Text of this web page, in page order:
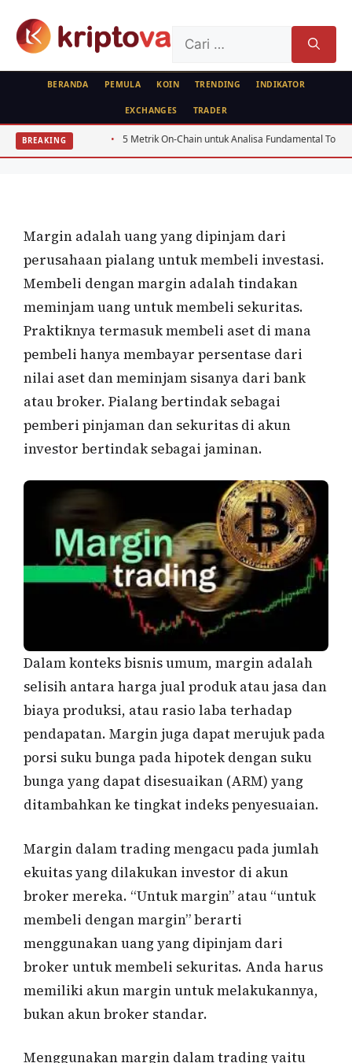
untuk:
BERANDA PEMULA KOIN TRENDING INDIKATOR
EXCHANGES TRADER
BREAKING
Ritel 5 Metrik On-Chain untuk Analisa Fundamental Token PoS 2026
KRIPTO SAHAM FEATURED
Apa itu Margin Dalam Trading?
Margin adalah uang yang dipinjam dari
perusahaan pialang untuk membeli investasi.
Membeli dengan margin adalah tindakan
meminjam uang untuk membeli sekuritas.
Praktiknya termasuk membeli aset di mana
pembeli hanya membayar persentase dari
nilai aset dan meminjam sisanya dari bank
atau broker. Pialang bertindak sebagai
pemberi pinjaman dan sekuritas di akun
investor bertindak sebagai jaminan.
Dalam konteks bisnis umum, margin adalah
selisih antara harga jual produk atau jasa dan
biaya produksi, atau rasio laba terhadap
pendapatan. Margin juga dapat merujuk pada
porsi suku bunga pada hipotek dengan suku
bunga yang dapat disesuaikan (ARM) yang
ditambahkan ke tingkat indeks penyesuaian.
Margin dalam trading mengacu pada jumlah
ekuitas yang dilakukan investor di akun
broker mereka. “Untuk margin” atau “untuk
membeli dengan margin” berarti
menggunakan uang yang dipinjam dari
broker untuk membeli sekuritas. Anda harus
memiliki akun margin untuk melakukannya,
bukan akun broker standar.
Menggunakan margin dalam trading yaitu